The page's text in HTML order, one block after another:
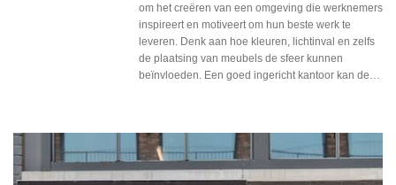
om het creëren van een omgeving die werknemers
inspireert en motiveert om hun beste werk te
leveren. Denk aan hoe kleuren, lichtinval en zelfs
de plaatsing van meubels de sfeer kunnen
beïnvloeden. Een goed ingericht kantoor kan de…